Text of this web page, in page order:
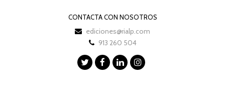
CONTACTA CON NOSOTROS
ediciones@rialp.com
913 260 504